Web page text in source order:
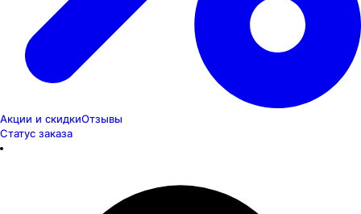
Акции и скидкиОтзывы
Статус заказа